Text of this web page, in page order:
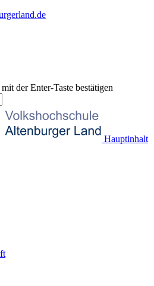
der Enter-Taste bestätigen
Hauptinhalt